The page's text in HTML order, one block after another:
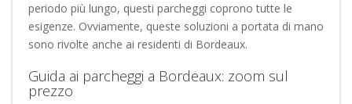
periodo più lungo, questi parcheggi coprono tutte le
esigenze. Ovviamente, queste soluzioni a portata di mano
sono rivolte anche ai residenti di Bordeaux.
Guida ai parcheggi a Bordeaux: zoom sul
prezzo